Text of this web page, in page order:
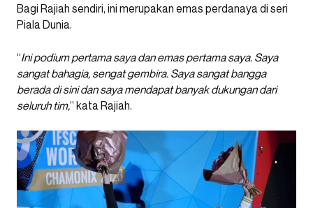
Bagi Rajiah sendiri, ini merupakan emas perdanaya di seri
Piala Dunia.
“Ini podium pertama saya dan emas pertama saya. Saya
sangat bahagia, sengat gembira. Saya sangat bangga
berada di sini dan saya mendapat banyak dukungan dari
seluruh tim,” kata Rajiah.